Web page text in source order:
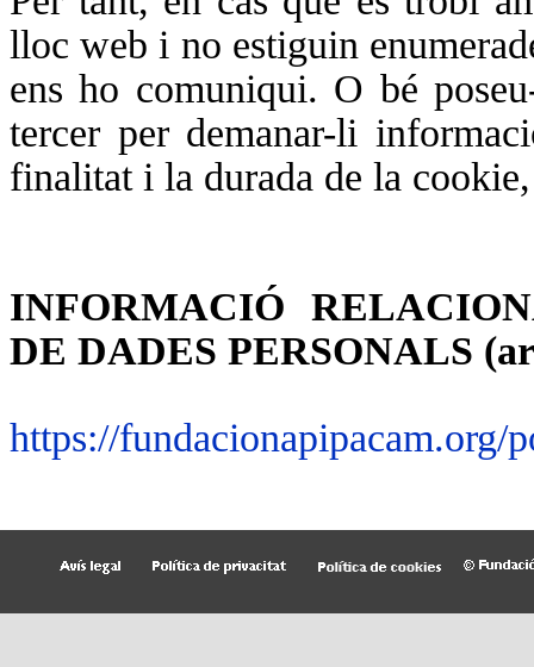
lloc web i no estiguin
ens ho comuniqui. O bé
tercer per demanar-li
finalitat i la durada de la
INFORMACIÓ
DE DADES PERSONALS
https://fundacionapipacam.org/